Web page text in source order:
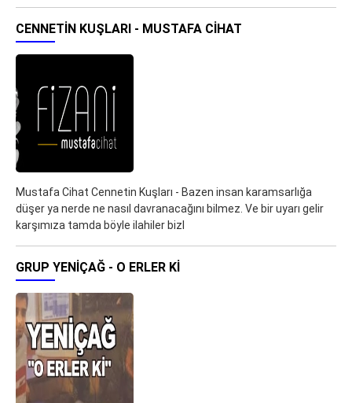
CENNETIN KUŞLARI - MUSTAFA CIHAT
Mustafa Cihat Cennetin Kuşları - Bazen insan karamsarlığa
düşer ya nerde ne nasıl davranacağını bilmez. Ve bir uyarı gelir
karşımıza tamda böyle ilahiler bizl
GRUP YENIÇAĞ - O ERLER KI